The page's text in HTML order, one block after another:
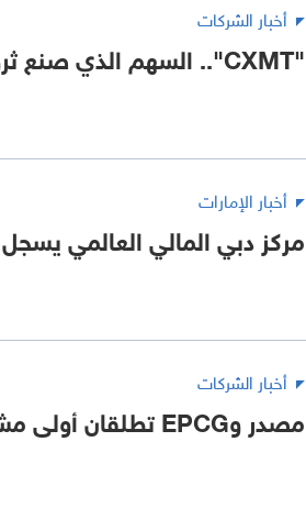
أخبار الشركات
"CXMT".. السهم الذي صنع ثروة لمقاطعة آنهوي الصينية
أخبار الإمارات
مركز دبي المالي العالمي
أخبار الشركات
مصدر وEPCG تطلقان أولى مشروعات الطاقة الشمسية في مونتينيغرو